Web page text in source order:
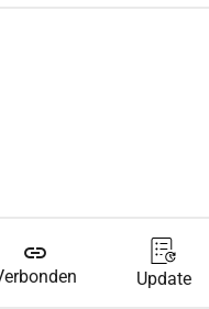
link
Update